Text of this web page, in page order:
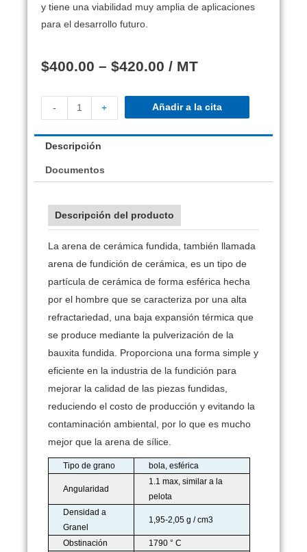
y tiene una viabilidad muy amplia de aplicaciones
para el desarrollo futuro.
$400.00 – $420.00 / MT
- + Añadir a la cita
Descripción
Documentos
Descripción del producto
La arena de cerámica fundida, también llamada
arena de fundición de cerámica, es un tipo de
partícula de cerámica de forma esférica hecha
por el hombre que se caracteriza por una alta
refractariedad, una baja expansión térmica que
se produce mediante la pulverización de la
bauxita fundida. Proporciona una forma simple y
eficiente en la industria de la fundición para
mejorar la calidad de las piezas fundidas,
reduciendo el costo de producción y evitando la
contaminación ambiental, por lo que es mucho
mejor que la arena de sílice.
Tipo de grano bola, esférica
Angularidad
1.1 max, similar a la
pelota
Densidad a
Granel
1,95-2,05 g / cm3
Obstinación 1790 ° C